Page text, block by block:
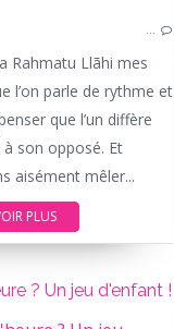
…
Rahmatu Llãhi mes
l’on parle de rythme et
que l’un diffère
à son opposé. Et
aisément mêler...
PLUS
? Un jeu d'enfant !